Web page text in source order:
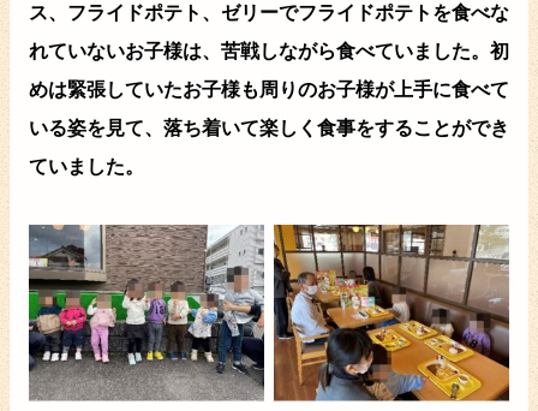
ス、フライドポテト、ゼリーでフライドポテトを食べな
れていないお子様は、苦戦しながら食べていました。初
めは緊張していたお子様も周りのお子様が上手に食べて
いる姿を見て、落ち着いて楽しく食事をすることができ
ていました。